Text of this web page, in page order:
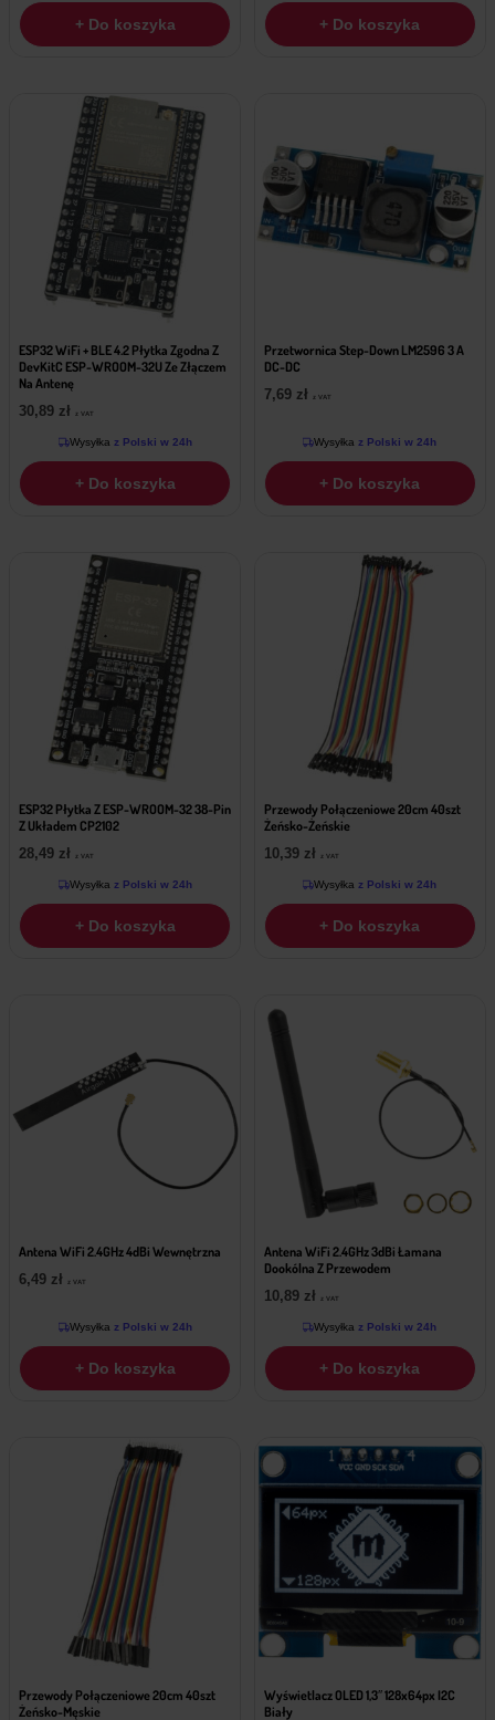
+ Do koszyka + Do koszyka
ESP32 WiFi + BLE 4.2 Płytka Zgodna Z
DevKitC ESP-WROOM-32U Ze Złączem
Na Antenę
30,89 zł z VAT
Wysyłka z Polski w 24h
+ Do koszyka
Przetwornica Step-Down LM2596 3 A
DC-DC
7,69 zł z VAT
Wysyłka z Polski w 24h
+ Do koszyka
ESP32 Płytka Z ESP-WROOM-32 38-Pin
Z Układem CP2102
28,49 zł z VAT
Wysyłka z Polski w 24h
+ Do koszyka
Przewody Połączeniowe 20cm 40szt
Żeńsko-Żeńskie
10,39 zł z VAT
Wysyłka z Polski w 24h
+ Do koszyka
Antena WiFi 2.4GHz 4dBi Wewnętrzna
6,49 zł z VAT
Wysyłka z Polski w 24h
+ Do koszyka
Antena WiFi 2.4GHz 3dBi Łamana
Dookólna Z Przewodem
10,89 zł z VAT
Wysyłka z Polski w 24h
+ Do koszyka
Przewody Połączeniowe 20cm 40szt
Żeńsko-Męskie
Wyświetlacz OLED 1,3″ 128x64px I2C
Biały